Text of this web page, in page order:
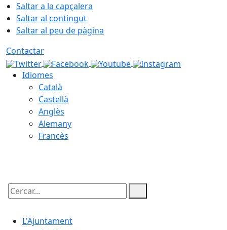
Saltar a la capçalera
Saltar al contingut
Saltar al peu de pàgina
Contactar
Idiomes
Català
Castellà
Anglès
Alemany
Francès
Cercar:
L'Ajuntament